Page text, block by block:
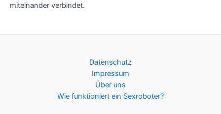
miteinander verbindet.
Datenschutz
Impressum
Über uns
Wie funktioniert ein Sexroboter?